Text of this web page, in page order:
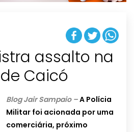
assalto na
Caicó
Blog Jair Sampaio –A Polícia
Militar foi acionada por uma
comerciária, próximo